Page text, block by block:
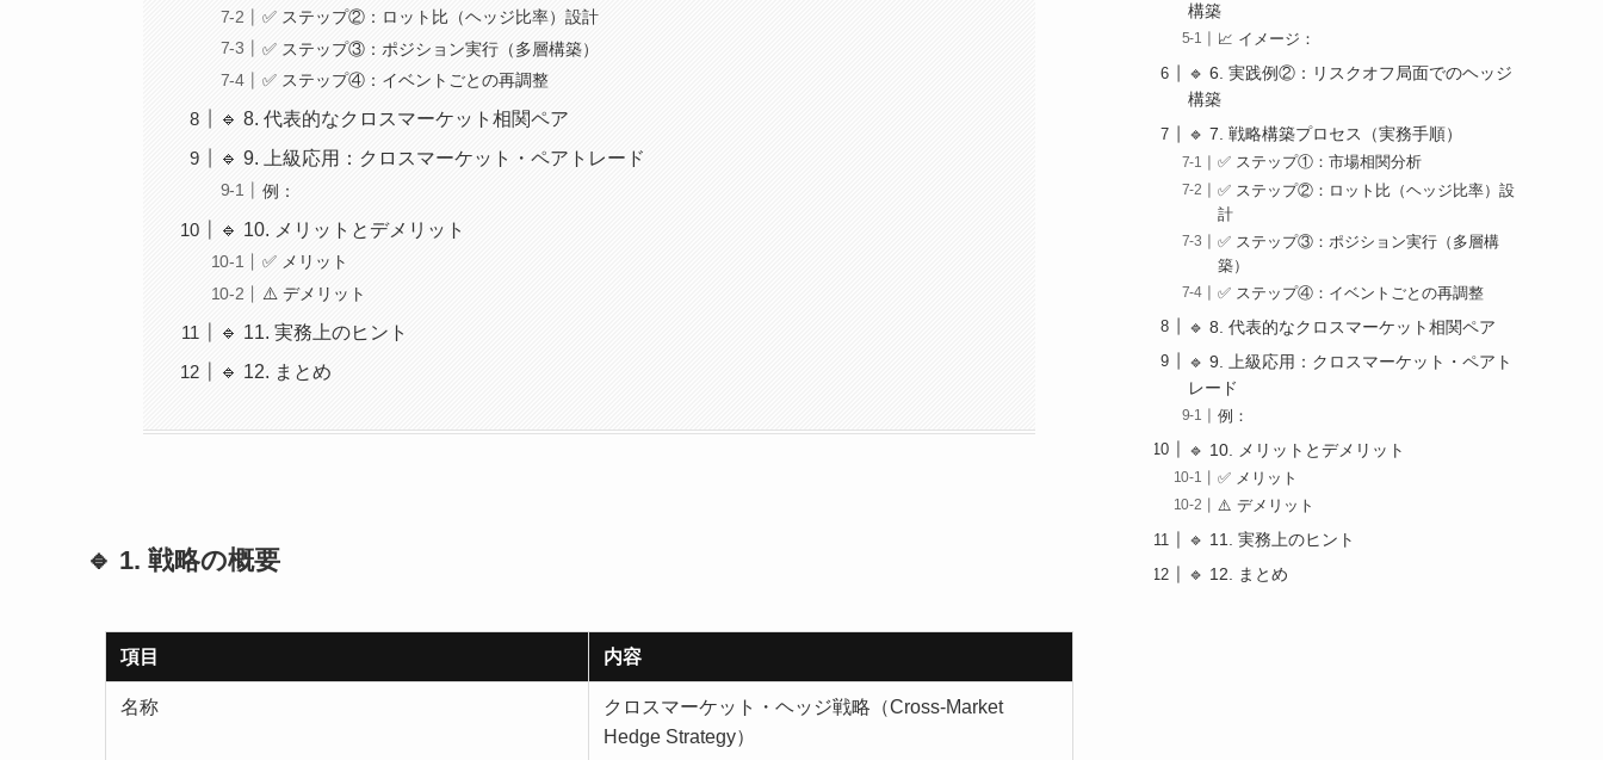
✅ ステップ②：ロット比（ヘッジ比率）設計
✅ ステップ③：ポジション実行（多層構築）
✅ ステップ④：イベントごとの再調整
🔹 8. 代表的なクロスマーケット相関ペア
🔹 9. 上級応用：クロスマーケット・ペアトレード
例：
🔹 10. メリットとデメリット
✅ メリット
⚠️ デメリット
🔹 11. 実務上のヒント
🔹 12. まとめ
🔹 1. 戦略の概要
項目 内容
名称
クロスマーケット・ヘッジ戦略（Cross-Market
Hedge Strategy）
構築
📈 イメージ：
🔹 6. 実践例②：リスクオフ局面でのヘッジ
構築
🔹 7. 戦略構築プロセス（実務手順）
✅ ステップ①：市場相関分析
✅ ステップ②：ロット比（ヘッジ比率）設
計
✅ ステップ③：ポジション実行（多層構
築）
✅ ステップ④：イベントごとの再調整
🔹 8. 代表的なクロスマーケット相関ペア
🔹 9. 上級応用：クロスマーケット・ペアト
レード
例：
🔹 10. メリットとデメリット
✅ メリット
⚠️ デメリット
🔹 11. 実務上のヒント
🔹 12. まとめ